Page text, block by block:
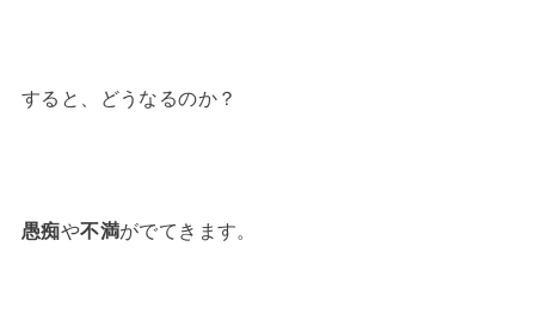
すると、どうなるのか？
愚痴や不満がでてきます。